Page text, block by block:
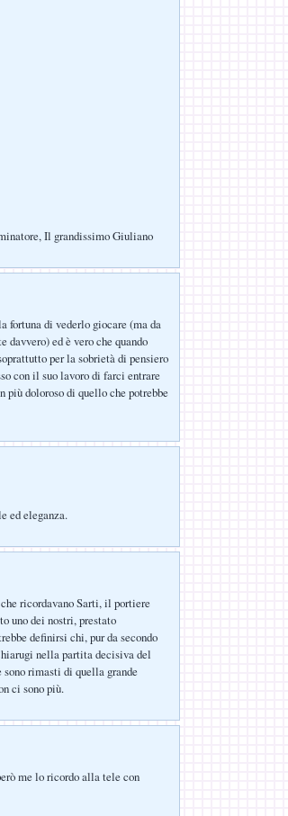
Il grandissimo Giuliano
fortuna di vederlo giocare (ma da
davvero) ed è vero che quando
per la sobrietà di pensiero
con il suo lavoro di farci entrare
doloroso di quello che potrebbe
ed eleganza.
ricordavano Sarti, il portiere
uno dei nostri, prestato
definirsi chi, pur da secondo
nella partita decisiva del
rimasti di quella grande
ci sono più.
me lo ricordo alla tele con